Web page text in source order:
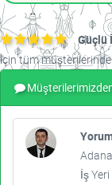
Güçlü
için tüm
İş